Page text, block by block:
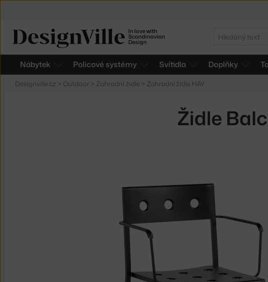
In love with
Scandinavian
Design
Hledat
Nábytek Policové systémy Svítidla Doplňky
Designville.cz > Outdoor > Zahradní židle > Zahradní židle HAY
Židle